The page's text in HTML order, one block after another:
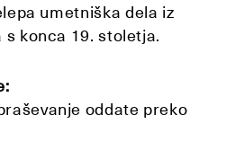
umetniška dela iz
konca 19. stoletja.
oddate preko